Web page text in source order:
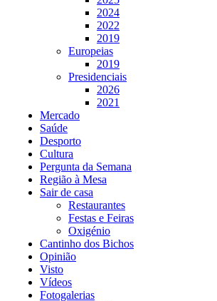
2024
2022
2019
Europeias
2019
Presidenciais
2026
2021
Mercado
Saúde
Desporto
Cultura
Pergunta da Semana
Região à Mesa
Sair de casa
Restaurantes
Festas e Feiras
Oxigénio
Cantinho dos Bichos
Opinião
Visto
Vídeos
Fotogalerias